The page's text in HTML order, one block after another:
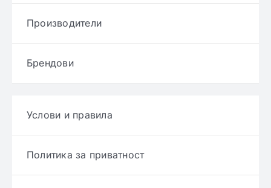
Производители
Брендови
Услови и правила
Политика за приватност